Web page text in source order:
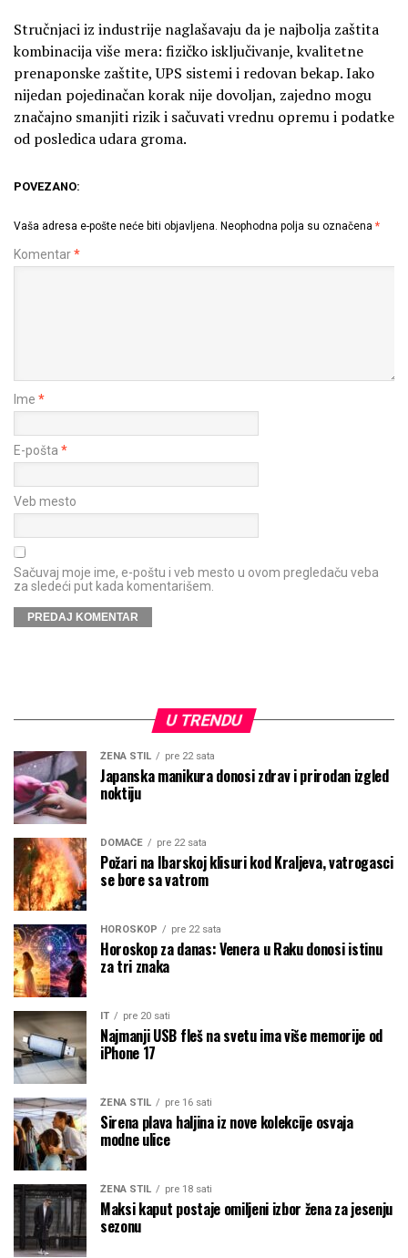
Stručnjaci iz industrije naglašavaju da je najbolja zaštita
kombinacija više mera: fizičko isključivanje, kvalitetne
prenaponske zaštite, UPS sistemi i redovan bekap. Iako
nijedan pojedinačan korak nije dovoljan, zajedno mogu
značajno smanjiti rizik i sačuvati vrednu opremu i podatke
od posledica udara groma.
POVEZANO:
Vaša adresa e-pošte neće biti objavljena. Neophodna polja su označena *
Komentar*
Ime *
E-pošta *
Veb mesto
Sačuvaj moje ime, e-poštu i veb mesto u ovom pregledaču veba
za sledeći put kada komentarišem.
U TRENDU
ŽENA STIL pre 22 sata
Japanska manikura donosi zdrav i prirodan izgled
noktiju
DOMAĆE pre 22 sata
Požari na Ibarskoj klisuri kod Kraljeva, vatrogasci
se bore sa vatrom
HOROSKOP pre 22 sata
Horoskop za danas: Venera u Raku donosi istinu
za tri znaka
IT pre 20 sati
Najmanji USB fleš na svetu ima više memorije od
iPhone 17
ŽENA STIL pre 16 sati
Sirena plava haljina iz nove kolekcije osvaja
modne ulice
ŽENA STIL pre 18 sati
Maksi kaput postaje omiljeni izbor žena za jesenju
sezonu